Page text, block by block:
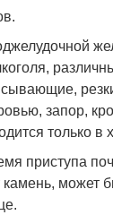
запор,
только в
приступа
камень,